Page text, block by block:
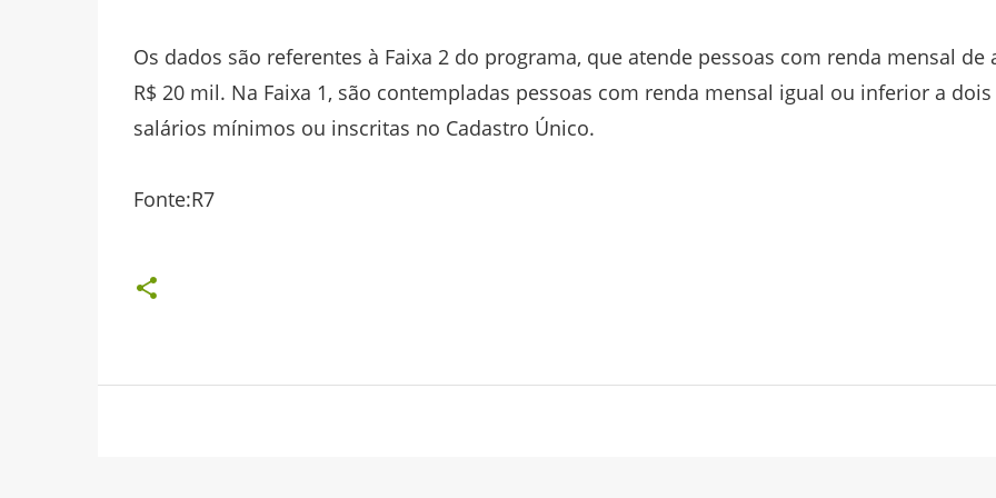
Os dados são referentes à Faixa 2 do programa, que atende pessoas com renda mensal de
R$ 20 mil. Na Faixa 1, são contempladas pessoas com renda mensal igual ou inferior a dois
salários mínimos ou inscritas no Cadastro Único.
Fonte:R7